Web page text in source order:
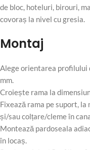
de bloc, hoteluri, birouri,
covoraș la nivel cu gresia.
Montaj
Alege orientarea profilului
mm.
Croiește rama la
Fixează rama pe suport,
și/sau colțare/cleme în
Montează pardoseala
în locaș.